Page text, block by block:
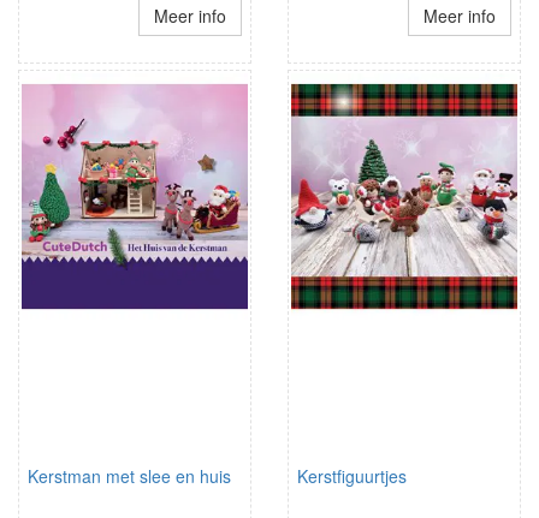
Meer info Meer info
Kerstman met slee en huis Kerstfiguurtjes